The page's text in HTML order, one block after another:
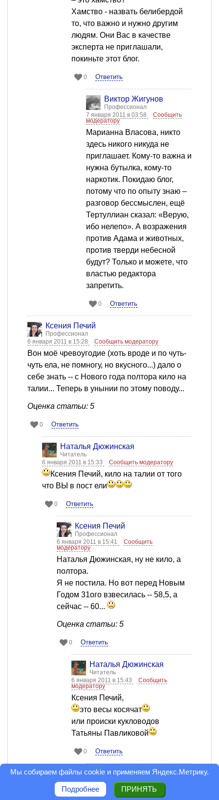
Хамство - назвать белибердой
то, что важно и нужно другим
людям. Они Вас в качестве
эксперта не приглашали,
покиньте этот блог.
0 Ответить
Виктор Жигунов
Профессионал
7 января 2011 в 03:58
Сообщить
модератору
Марианна Власова, никто
здесь никого никуда не
приглашает. Кому-то важна и
нужна бутылка, кому-то
наркотик. Покидаю блог,
потому что по опыту знаю –
разговор бессмыслен, ещё
Тертуллиан сказал: «Верую,
ибо нелепо». А возражения
против Адама и животных,
против тверди небесной
будут? Только и можете, что
властью редактора
запретить.
0 Ответить
Ксения Печий
Профессионал
6 января 2011 в 15:28
Сообщить модератору
Вон моё чревоугодие (хоть вроде и по чуть-
чуть ела, не помногу, но вкусного...) дало о
себе знать -- с Нового года полтора кило на
талии... Теперь в унынии по этому поводу...
Оценка статьи: 5
0 Ответить
Наталья Дюжинская
Читатель
6 января 2011 в 15:33
Сообщить модератору
Ксения Печий, кило на талии от того
что ВЫ в пост ели
0 Ответить
Ксения Печий
Профессионал
6 января 2011 в 15:41
Сообщить
модератору
Наталья Дюжинская, ну не кило, а
полтора.
Я не постила. Но вот перед Новым
Годом 31ого взвесилась -- 58,5, а
сейчас -- 60...
Оценка статьи: 5
0 Ответить
Наталья Дюжинская
Читатель
6 января 2011 в 15:43
Сообщить
модератору
Ксения Печий,
это весы косячат
или происки кукловодов
Татьяны Павликовой
0 Ответить
Татьяна Павликова
Мастер
6 января 2011 в 16:06
Сообщить
модератору
Мы собираем файлы cookie и применяем Яндекс.Метрику.
Подробнее ПРИНЯТЬ